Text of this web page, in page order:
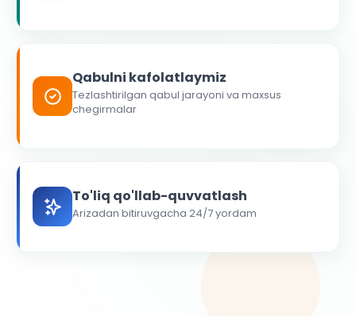
Qabulni kafolatlaymiz
Tezlashtirilgan qabul jarayoni va maxsus
chegirmalar
To'liq qo'llab-quvvatlash
Arizadan bitiruvgacha 24/7 yordam